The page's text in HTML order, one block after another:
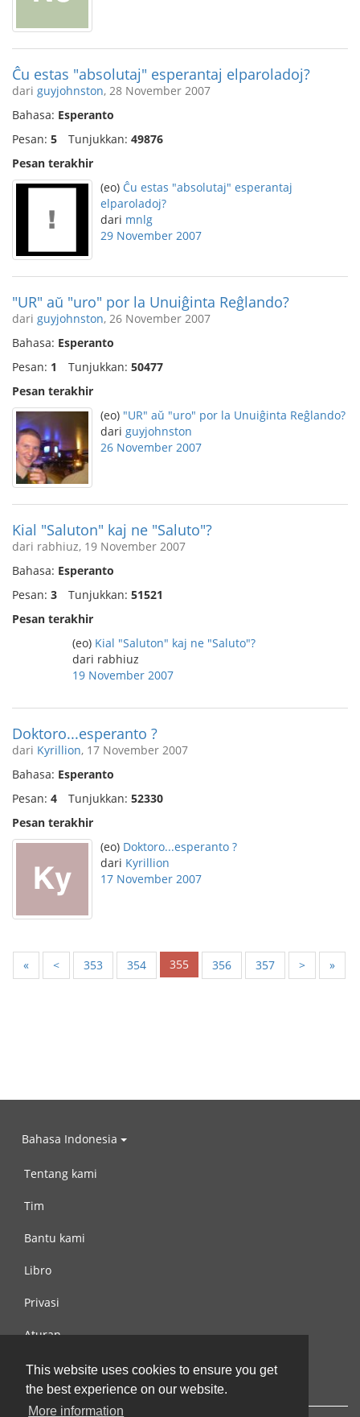
This website uses cookies to ensure you get
the best experience on our website.
More information
Ĉu estas "absolutaj" esperantaj elparoladoj?
dari guyjohnston, 28 November 2007
Bahasa: Esperanto
Pesan: 5 Tunjukkan: 49876
Pesan terakhir
(eo) Ĉu estas "absolutaj" esperantaj
elparoladoj?
dari mnlg
29 November 2007
"UR" aŭ "uro" por la Unuiĝinta Reĝlando?
dari guyjohnston, 26 November 2007
Bahasa: Esperanto
Pesan: 1 Tunjukkan: 50477
Pesan terakhir
(eo) "UR" aŭ "uro" por la Unuiĝinta Reĝlando?
dari guyjohnston
26 November 2007
Kial "Saluton" kaj ne "Saluto"?
dari rabhiuz, 19 November 2007
Bahasa: Esperanto
Pesan: 3 Tunjukkan: 51521
Pesan terakhir
(eo) Kial "Saluton" kaj ne "Saluto"?
dari rabhiuz
19 November 2007
Doktoro...esperanto ?
dari Kyrillion, 17 November 2007
Bahasa: Esperanto
Pesan: 4 Tunjukkan: 52330
Pesan terakhir
(eo) Doktoro...esperanto ?
dari Kyrillion
17 November 2007
« < 353 354 355 356 357 > »
Bahasa Indonesia
Tentang kami
Tim
Bantu kami
Libro
Privasi
Aturan
Hubungi kami